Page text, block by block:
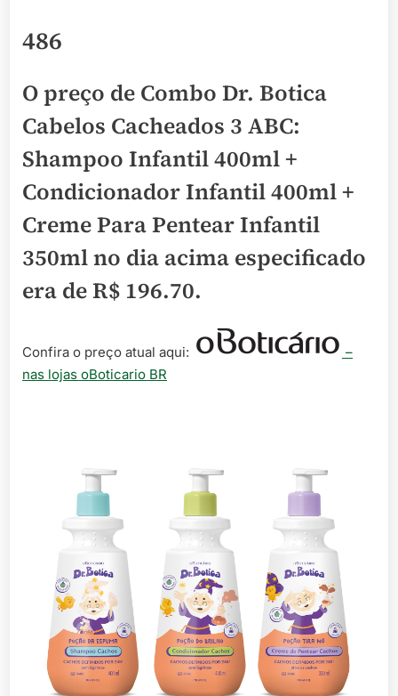
486
O preço de Combo Dr. Botica
Cabelos Cacheados 3 ABC:
Shampoo Infantil 400ml +
Condicionador Infantil 400ml +
Creme Para Pentear Infantil
350ml no dia acima especificado
era deR$ 196.70.
Confira o preço atual aqui:
–
nas lojas oBoticario BR